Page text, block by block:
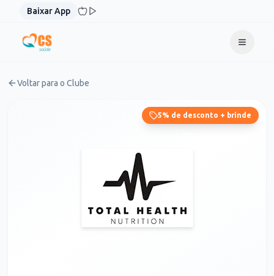
Pular para o conteúdo
Baixar App
Voltar para o Clube
5% de desconto + brinde